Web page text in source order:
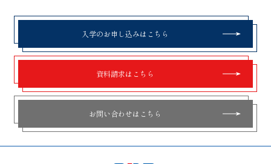
入学のお申し込みはこちら
資料請求はこちら
お問い合わせはこちら